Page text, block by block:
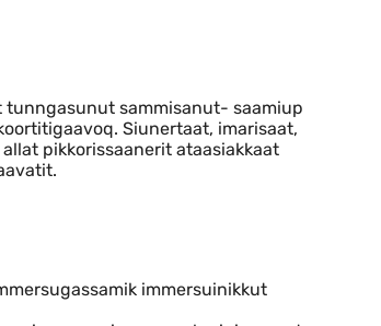
sammisanut- saamiup
Siunertaat, imarisaat,
pikkorissaanerit ataasiakkaat
immersuinikkut